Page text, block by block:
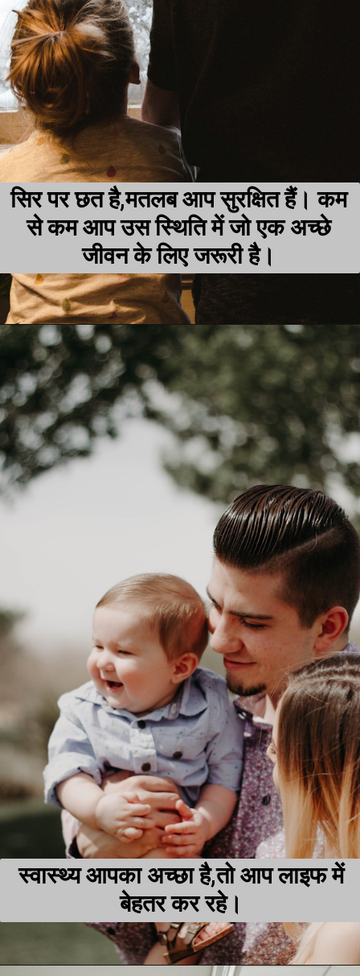
सिर पर छत है,मतलब आप सुरक्षित हैं। कम
से कम आप उस स्थिति में जो एक अच्छे
जीवन के लिए जरूरी है।
स्वास्थ्य आपका अच्छा है,तो आप लाइफ में
बेहतर कर रहे।